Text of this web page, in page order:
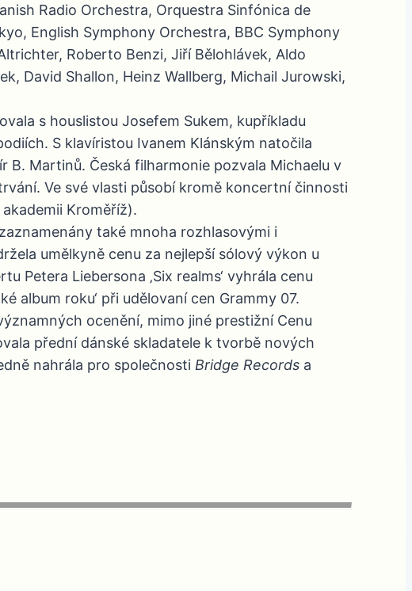
Radio Orchestra, Orquestra Sinfónica de
English Symphony Orchestra, BBC Symphony
Roberto Benzi, Jiří Bělohlávek, Aldo
David Shallon, Heinz Wallberg, Michail Jurowski,
s houslistou Josefem Sukem, kupříkladu
S klavíristou Ivanem Klánským natočila
B. Martinů. Česká filharmonie pozvala Michaelu v
Ve své vlasti působí kromě koncertní činnosti
Kroměříž).
také mnoha rozhlasovými i
umělkyně cenu za nejlepší sólový výkon u
Petera Liebersona ‚Six realms‘ vyhrála cenu
album roku‘ při udělovaní cen Grammy 07.
ocenění, mimo jiné prestižní Cenu
přední dánské skladatele k tvorbě nových
nahrála pro společnosti Bridge Records a